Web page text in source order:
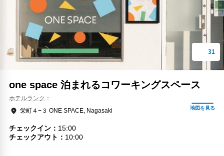
one space 泊まれるコワーキングスペース
ホテルランク
栄町４−３ ONE SPACE, Nagasaki
チェックイン
15:00
チェックアウト
10:00